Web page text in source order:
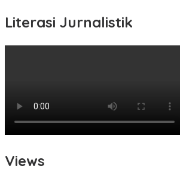
Literasi Jurnalistik
Views